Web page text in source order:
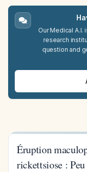
Our Medical
research
question and
Éruption
rickettsiose :